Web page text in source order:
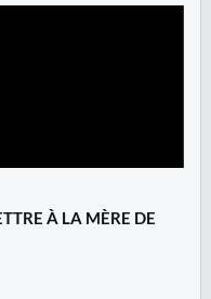
À LA MÈRE DE